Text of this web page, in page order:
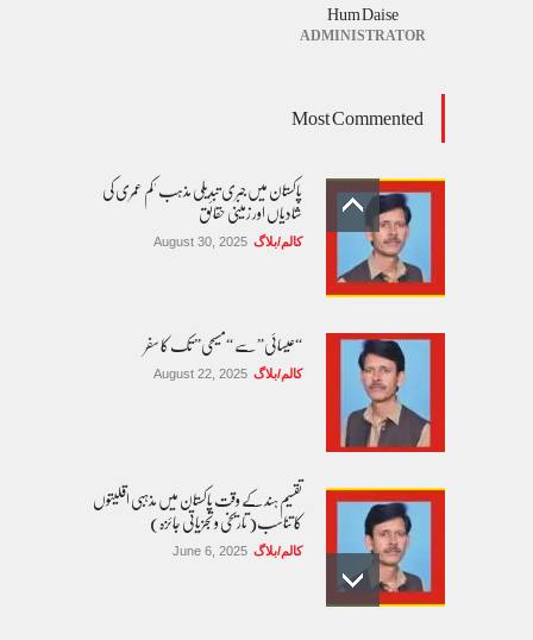
Hum Daise
ADMINISTRATOR
Most Commented
پاکستان میں جبری تبدیلی مذہب 'کم عمری کی
شادیاں اور زمینی حقائق
کالم/بلاگ August 30, 2025
“عیسائی” سے “مسیحی” تک کا سفر
کالم/بلاگ August 22, 2025
تقسیم ہند کے وقت پاکستان میں مذہبی اقلیتوں
کا تناسب( تاریخی و تجزیاتی جائزہ)
کالم/بلاگ June 6, 2025